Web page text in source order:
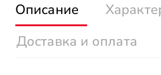
Описание
Доставка и оплата